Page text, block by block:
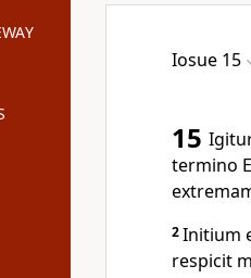
Iosue 15
15
termino
2Initium
respicit